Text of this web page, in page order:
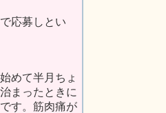
応募しとい
めて半月ちょ
まったときに
す。筋肉痛が